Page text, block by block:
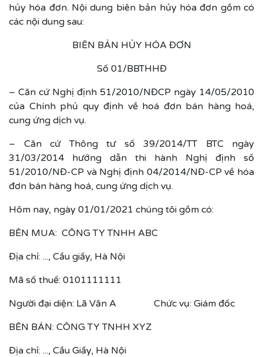
hủy hóa đơn. Nội dung biên bản hủy hóa đơn gồm có
các nội dung sau:
BIÊN BẢN HỦY HÓA ĐƠN
Số 01/BBTHHĐ
– Căn cứ Nghị định 51/2010/NĐCP ngày 14/05/2010
của Chính phủ quy định về hoá đơn bán hàng hoá,
cung ứng dịch vụ.
– Căn cứ Thông tư số 39/2014/TT BTC ngày
31/03/2014 hướng dẫn thi hành Nghị định số
51/2010/NĐ-CP và Nghị định 04/2014/NĐ-CP về hóa
đơn bán hàng hoá, cung ứng dịch vụ.
Hôm nay, ngày 01/01/2021 chúng tôi gồm có:
BÊN MUA: CÔNG TY TNHH ABC
Địa chỉ: ..., Cầu giấy, Hà Nội
Mã số thuế: 0101111111
Người đại diện: Lã Văn A Chức vụ: Giám đốc
BÊN BÁN: CÔNG TY TNHH XYZ
Địa chỉ: ..., Cầu Giấy, Hà Nội